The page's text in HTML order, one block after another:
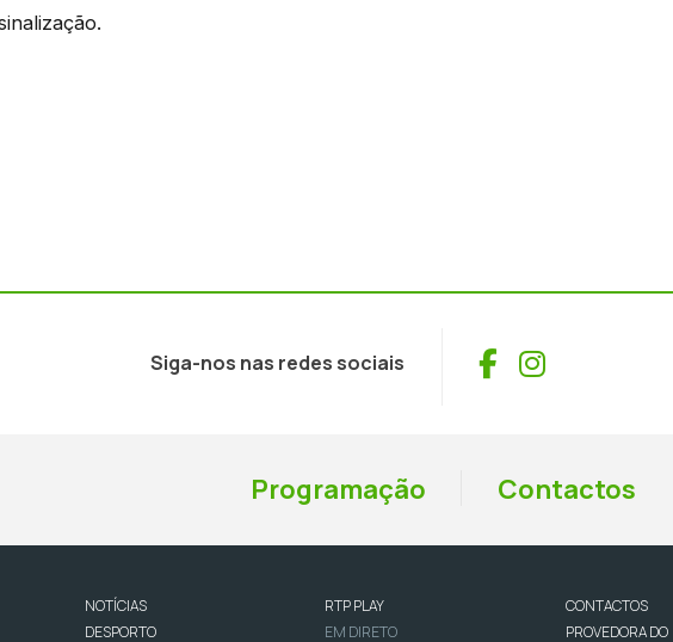
Siga-nos nas redes sociais Facebook
Instagram
Programação Contactos
NOTÍCIAS
DESPORTO
RTP PLAY
EM DIRETO
CONTACTOS
PROVEDORA DO